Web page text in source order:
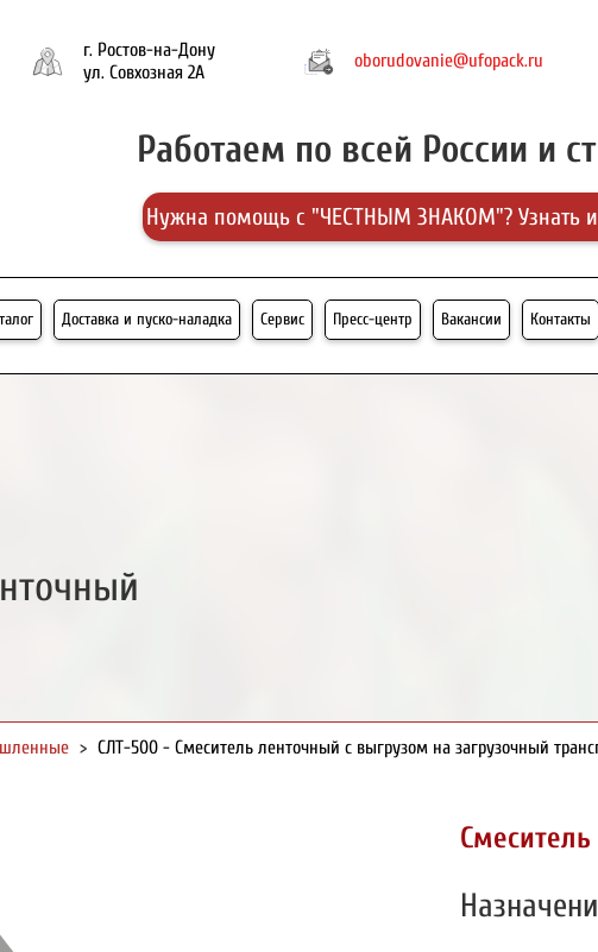
г. Ростов-на-Дону
ул. Совхозная 2А
oborudovanie@ufopack.ru
Работаем по всей России и
Нужна помощь с "ЧЕСТНЫМ ЗНАКОМ"? Узнать
Доставка и пуско-наладка Сервис Пресс-центр Вакансии Контакты
> СЛТ-500 - Смеситель ленточный с выгрузом на загрузочный